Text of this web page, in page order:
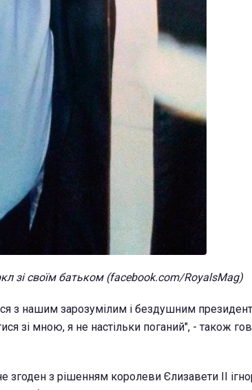
зі своїм батьком (facebook.com/RoyalsMag)
з нашим зарозумілим і бездушним
зі мною, я не настільки поганий", - також
згоден з рішенням королеви Єлизавети II